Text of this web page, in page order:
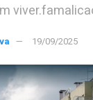
19/09/2025